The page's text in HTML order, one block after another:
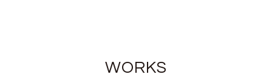
WORKS